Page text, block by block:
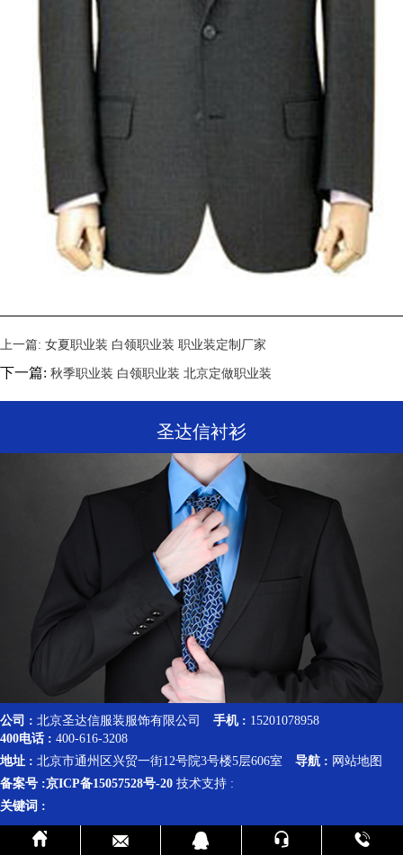
    
上一篇: 女夏职业装 白领职业装 职业装定制厂家
下一篇: 秋季职业装 白领职业装 北京定做职业装
圣达信衬衫
公司 : 北京圣达信服装服饰有限公司 手机 : 15201078958
400电话 : 400-616-3208
地址 : 北京市通州区兴贸一街12号院3号楼5层606室 导航 : 网站地图
备案号 :京ICP备15057528号-20 技术支持 :
关键词 :